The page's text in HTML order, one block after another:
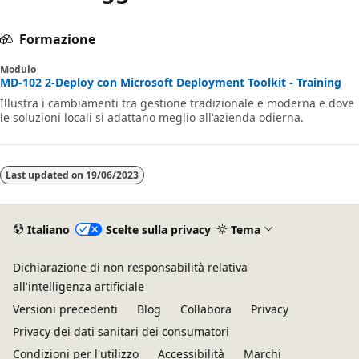
Formazione
Modulo
MD-102 2-Deploy con Microsoft Deployment Toolkit - Training
Illustra i cambiamenti tra gestione tradizionale e moderna e dove
le soluzioni locali si adattano meglio all'azienda odierna.
Last updated on 19/06/2023
Italiano Scelte sulla privacy Tema
Dichiarazione di non responsabilità relativa
all'intelligenza artificiale
Versioni precedenti
Blog Collabora
Privacy
Privacy dei dati sanitari dei consumatori
Condizioni per l'utilizzo
Accessibilità
Marchi